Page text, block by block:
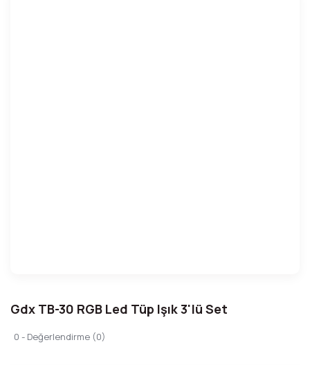
Gdx TB-30 RGB Led Tüp Işık 3'lü Set
0 - Değerlendirme (0)